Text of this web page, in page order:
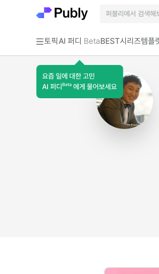
토픽AI 퍼디 Beta
요즘 일에 대한 고민
AI 퍼디 Beta 에게 물어보세요
BEST시리즈템플